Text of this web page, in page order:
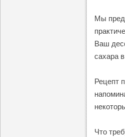
Мы
Ваш
сахара
Рецепт
Что